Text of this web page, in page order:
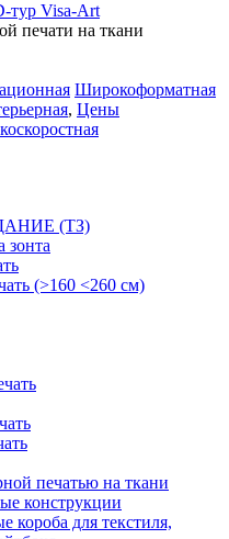
тур Visa-Art
печати на ткани
Широкоформатная
, Цены
(ТЗ)
зонта
(>160 <260 см)
печатью на ткани
конструкции
короба для текстиля,